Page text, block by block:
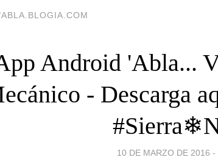
Android 'Abla...
- Descarga
10 DE MARZO DE 2016 -